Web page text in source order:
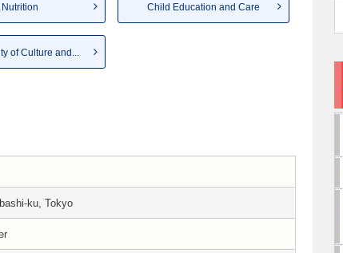
Nutrition Child Education and Care
of Culture and...
ku, Tokyo